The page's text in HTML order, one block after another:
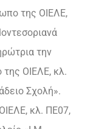
της ΟΙΕΛΕ,
την
ΟΙΕΛΕ, κλ.
Σχολή».
κλ. ΠΕ07,